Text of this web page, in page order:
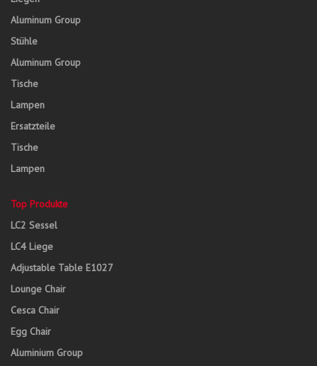
Aluminum Group
Stühle
Aluminum Group
Tische
Lampen
Ersatzteile
Tische
Lampen
Top Produkte
LC2 Sessel
LC4 Liege
Adjustable Table E1027
Lounge Chair
Cesca Chair
Egg Chair
Aluminium Group